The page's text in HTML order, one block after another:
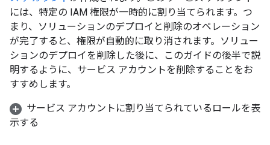
には、特定の IAM 権限が一時的に割り当てられます。つ
まり、ソリューションのデプロイと削除のオペレーション
が完了すると、権限が自動的に取り消されます。
ソリュー
ションのデプロイを削除した後に、このガイドの後半で説
明するように、サービス アカウントを削除することをお
すすめします。
サービス アカウントに割り当てられているロールを表
示する